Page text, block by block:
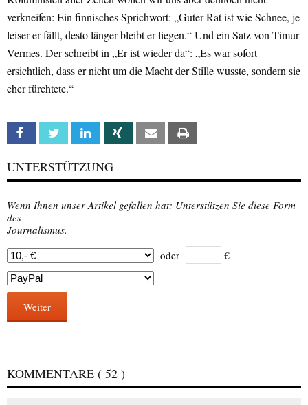
verkneifen: Ein finnisches Sprichwort: „Guter Rat ist wie Schnee, je
leiser er fällt, desto länger bleibt er liegen.“ Und ein Satz von Timur
Vermes. Der schreibt in „Er ist wieder da“: „Es war sofort
ersichtlich, dass er nicht um die Macht der Stille wusste, sondern sie
eher fürchtete.“
Facebook Twitter Linkedin Xing Email
UNTERSTÜTZUNG
Wenn Ihnen unser Artikel gefallen hat: Unterstützen Sie diese Form
des
Journalismus.
oder
€
Weiter
KOMMENTARE ( 52 )